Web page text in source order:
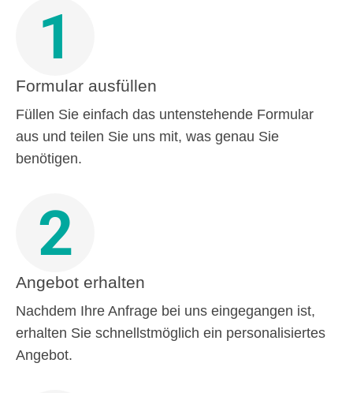
1
Formular ausfüllen
Füllen Sie einfach das untenstehende Formular
aus und teilen Sie uns mit, was genau Sie
benötigen.
2
Angebot erhalten
Nachdem Ihre Anfrage bei uns eingegangen ist,
erhalten Sie schnellstmöglich ein personalisiertes
Angebot.